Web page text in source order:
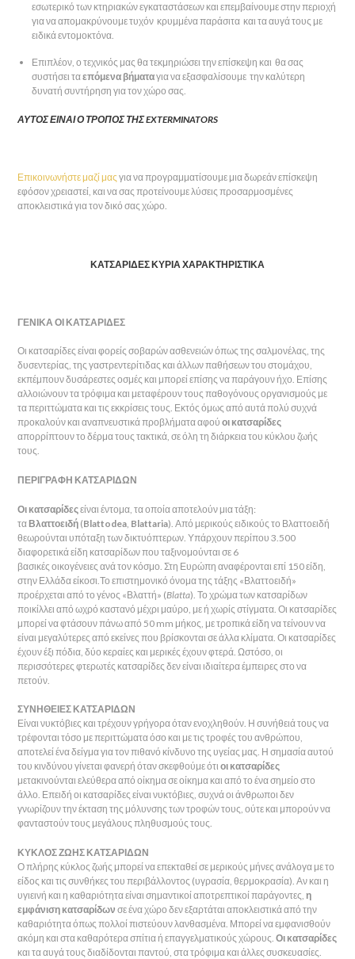
εσωτερικό των κτηριακών εγκαταστάσεων και επεμβαίνουμε στην περιοχή
για να απομακρύνουμε τυχόν κρυμμένα παράσιτα και τα αυγά τους με
ειδικά εντομοκτόνα.
Επιπλέον, ο τεχνικός μας θα τεκμηριώσει την επίσκεψη και θα σας
συστήσει ταεπόμενα βήματαγια να εξασφαλίσουμε την καλύτερη
δυνατή συντήρηση για τον χώρο σας.
ΑΥΤΟΣ ΕΙΝΑΙ Ο ΤΡΟΠΟΣ ΤΗΣ EXTERMINATORS
Επικοινωνήστε μαζί μας για να προγραμματίσουμε μια δωρεάν επίσκεψη
εφόσον χρειαστεί, και να σας προτείνουμε λύσεις προσαρμοσμένες
αποκλειστικά για τον δικό σας χώρο.
ΚΑΤΣΑΡΙΔΕΣ ΚΥΡΙΑ ΧΑΡΑΚΤΗΡΙΣΤΙΚΑ
ΓΕΝΙΚΑ ΟΙ ΚΑΤΣΑΡΙΔΕΣ
Οι κατσαρίδες είναι φορείς σοβαρών ασθενειών όπως της σαλμονέλας, της
δυσεντερίας, της γαστρεντερίτιδας και άλλων παθήσεων του στομάχου,
εκπέμπουν δυσάρεστες οσμές και μπορεί επίσης να παράγουν ήχο. Επίσης
αλλοιώνουν τα τρόφιμα και μεταφέρουν τους παθογόνους οργανισμούς με
τα περιττώματα και τις εκκρίσεις τους. Εκτός όμως από αυτά πολύ συχνά
προκαλούν και αναπνευστικά προβλήματα αφούοι κατσαρίδες
απορρίπτουν το δέρμα τους τακτικά, σε όλη τη διάρκεια του κύκλου ζωής
τους.
ΠΕΡΙΓΡΑΦΗ ΚΑΤΣΑΡΙΔΩΝ
Οι κατσαρίδεςείναι έντομα, τα οποία αποτελούν μια τάξη:
τα Βλαττοειδή (Blattodea Blattaria). Από μερικούς ειδικούς το Βλαττοειδή
θεωρούνται υπόταξη των δικτυόπτερων. Υπάρχουν περίπου 3.500
διαφορετικά είδη κατσαρίδων που ταξινομούνται σε 6
βασικές οικογένειες ανά τον κόσμο. Στη Ευρώπη αναφέρονται επί 150 είδη,
στην Ελλάδα είκοσι.Το επιστημονικό όνομα της τάξης «Βλαττοειδή»
προέρχεται από το γένος «Βλαττή» (Blatta). Το χρώμα των κατσαρίδων
ποικίλλει από ωχρό καστανό μέχρι μαύρο, με ή χωρίς στίγματα. Οι κατσαρίδες
μπορεί να φτάσουν πάνω από 50 mm μήκος, με τροπικά είδη να τείνουν να
είναι μεγαλύτερες από εκείνες που βρίσκονται σε άλλα κλίματα. Οι κατσαρίδες
έχουν έξι πόδια, δύο κεραίες και μερικές έχουν φτερά. Ωστόσο, οι
περισσότερες φτερωτές κατσαρίδες δεν είναι ιδιαίτερα έμπειρες στο να
πετούν.
ΣΥΝΗΘΕΙΕΣ ΚΑΤΣΑΡΙΔΩΝ
Είναι νυκτόβιες και τρέχουν γρήγορα όταν ενοχληθούν. Η συνήθειά τους να
τρέφονται τόσο με περιττώματα όσο και με τις τροφές του ανθρώπου,
αποτελεί ένα δείγμα για τον πιθανό κίνδυνο της υγείας μας. Η σημασία αυτού
του κινδύνου γίνεται φανερή όταν σκεφθούμε ότιοι κατσαρίδες
μετακινούνται ελεύθερα από οίκημα σε οίκημα και από το ένα σημείο στο
άλλο. Επειδή οι κατσαρίδες είναι νυκτόβιες, συχνά οι άνθρωποι δεν
γνωρίζουν την έκταση της μόλυνσης των τροφών τους, ούτε και μπορούν να
φανταστούν τους μεγάλους πληθυσμούς τους.
ΚΥΚΛΟΣ ΖΩΗΣ ΚΑΤΣΑΡΙΔΩΝ
Ο πλήρης κύκλος ζωής μπορεί να επεκταθεί σε μερικούς μήνες ανάλογα με το
είδος και τις συνθήκες του περιβάλλοντος (υγρασία, θερμοκρασία). Αν και η
υγιεινή και η καθαριότητα είναι σημαντικοί αποτρεπτικοί παράγοντες,η
εμφάνιση κατσαρίδων σε ένα χώρο δεν εξαρτάται αποκλειστικά από την
καθαριότητα όπως πολλοί πιστεύουν λανθασμένα. Μπορεί να εμφανισθούν
ακόμη και στα καθαρότερα σπίτια ή επαγγελματικούς χώρους.Οι κατσαρίδες
και τα αυγά τους διαδίδονται παντού, στα τρόφιμα και άλλες συσκευασίες.